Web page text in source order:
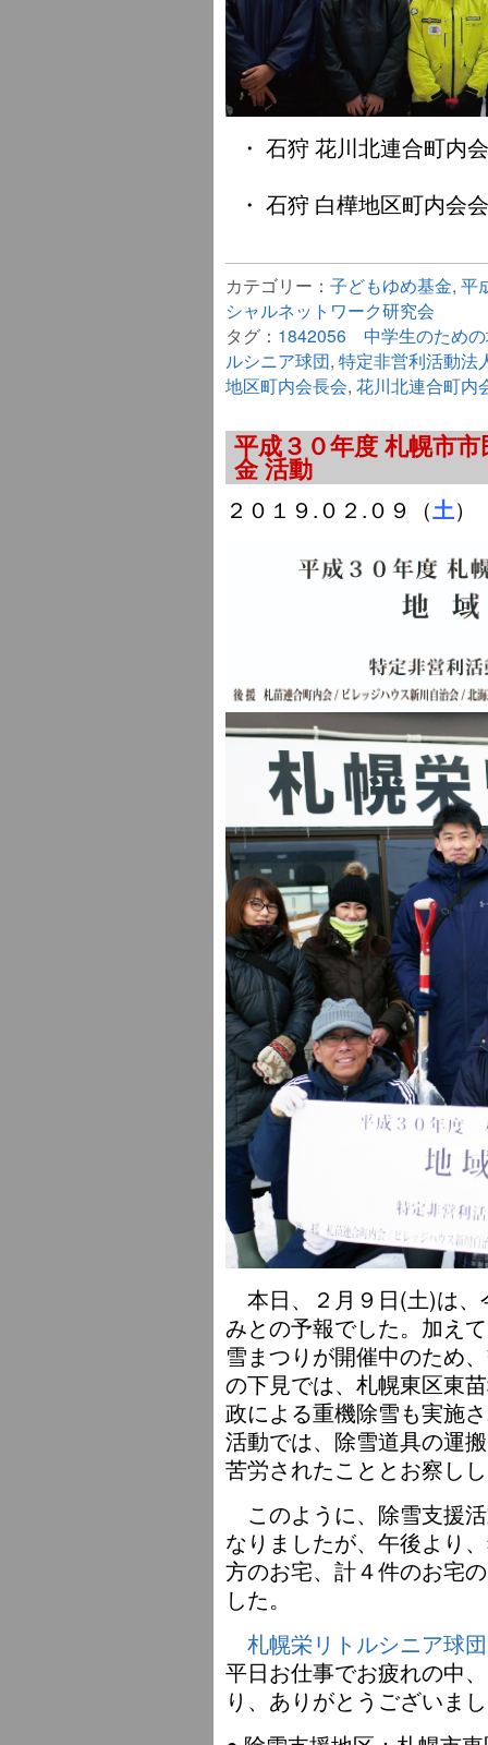
・ 石狩 花川北連合町内
・ 石狩 白樺地区町内会
カテゴリー： 子どもゆめ基金, 平
シャルネットワーク研究会
タグ： 1842056 中学生のため
ルシニア球団, 特定非営利活動法
地区町内会長会, 花川北連合町内
平成３０年度 札幌市
金 活動
２０１９.０２.０９（土）
本日、２月９日(土)は、
みとの予報でした。加え
雪まつりが開催中のため
の下見では、札幌東区東
政による重機除雪も実施
活動では、除雪道具の運
苦労されたこととお察し
このように、除雪支援
なりましたが、午後より
方のお宅、計４件のお宅
した。
札幌栄リトルシニア球団
平日お仕事でお疲れの中
り、ありがとうございま